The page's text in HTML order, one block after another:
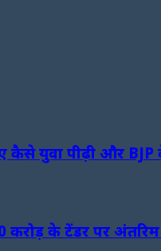
कैसे युवा पीढ़ी और
करोड़ के टेंडर पर